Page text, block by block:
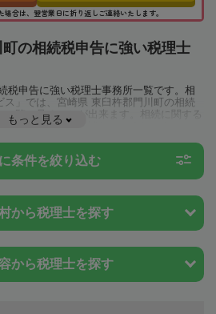
合は、翌営業日に折り返しご連絡いたします。
の相続税申告に強い税理士
税申告に強い税理士事務所一覧です。相
」では、宮崎県 東臼杵郡門川町の相続
一覧で見ることが出来ます。相続に関する
近隣の税理士に相談してみましょう。
もっと見る
条件を絞り込む
から税理士を探す
から税理士を探す